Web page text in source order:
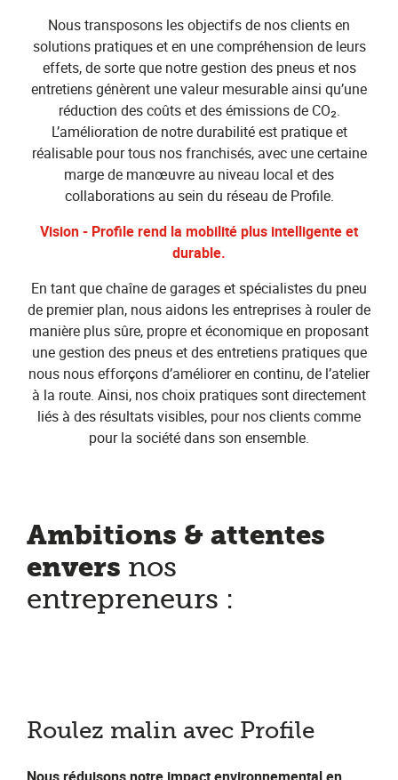
Nous transposons les objectifs de nos clients en
solutions pratiques et en une compréhension de leurs
effets, de sorte que notre gestion des pneus et nos
entretiens génèrent une valeur mesurable ainsi qu’une
réduction des coûts et des émissions de CO₂.
L’amélioration de notre durabilité est pratique et
réalisable pour tous nos franchisés, avec une certaine
marge de manœuvre au niveau local et des
collaborations au sein du réseau de Profile.
Vision - Profile rend la mobilité plus intelligente et
durable.
En tant que chaîne de garages et spécialistes du pneu
de premier plan, nous aidons les entreprises à rouler de
manière plus sûre, propre et économique en proposant
une gestion des pneus et des entretiens pratiques que
nous nous efforçons d’améliorer en continu, de l’atelier
à la route. Ainsi, nos choix pratiques sont directement
liés à des résultats visibles, pour nos clients comme
pour la société dans son ensemble.
Ambitions & attentes
envers nos
entrepreneurs :
Roulez malin avec Profile